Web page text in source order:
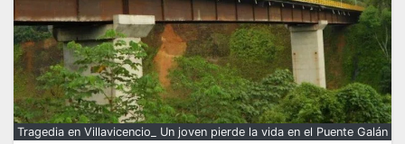
Tragedia en Villavicencio_ Un joven pierde la vida en el Puente Galán